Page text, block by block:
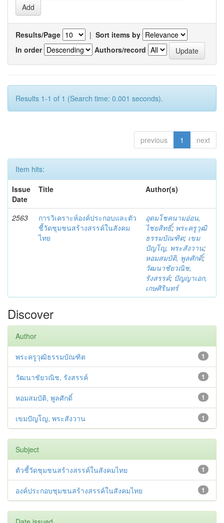
Results/Page | Sort items by
In order
Authors/record
Results 1-1 of 1 (Search time: 0.001 seconds).
previous 1 next
Item hits:
Issue
Date
Title Author(s)
2563
การวิเคราะห์องค์ประกอบและตัว
ชี้วัดชุมชนสร้างสรรค์ในสังคม
ไทย
อุดมโชคนามอ่อน,
ไชยสิทธิ์; พระครูวุฒิ
ธรรมบัณฑิต; เขม
ปัญโญ, พระสังวาน;
หอมสมบัติ, พูลศักดิ์;
วัฒนาชัยวณิช,
รังสรรค์; ปัญญาเอก,
เกษศิรินทร์
Discover
Author
1
พระครูวุฒิธรรมบัณฑิต
1
วัฒนาชัยวณิช, รังสรรค์
1
หอมสมบัติ, พูลศักดิ์
1
เขมปัญโญ, พระสังวาน
Subject
1
ตัวชี้วัดชุมชนสร้างสรรค์ในสังคมไทย
1
องค์ประกอบชุมชนสร้างสรรค์ในสังคมไทย